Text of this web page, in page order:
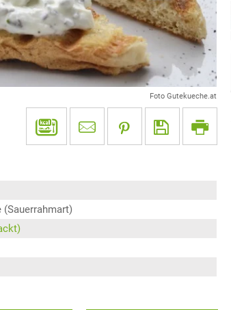
Foto Gutekueche.at
(Sauerrahmart)